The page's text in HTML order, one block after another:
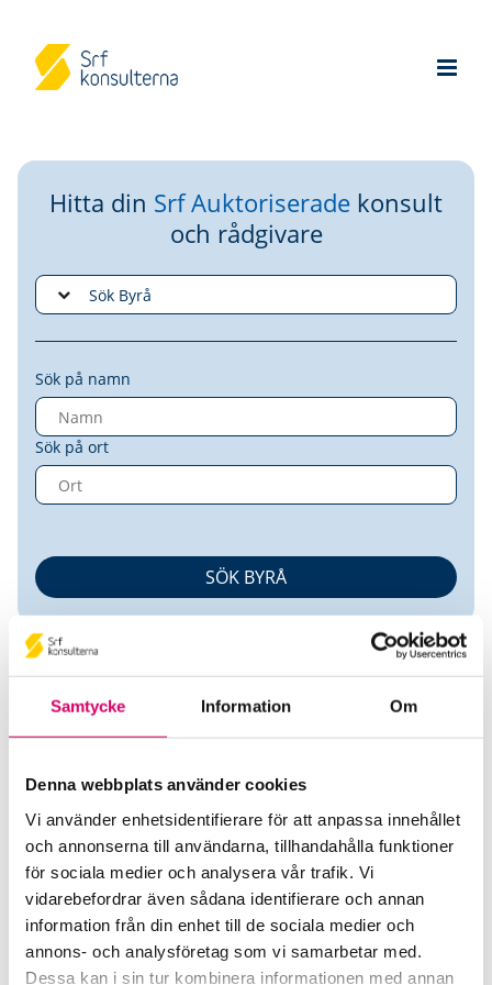
Samtycke Information Om
Denna webbplats använder cookies
Vi använder enhetsidentifierare för att anpassa innehållet
och annonserna till användarna, tillhandahålla funktioner
för sociala medier och analysera vår trafik. Vi
vidarebefordrar även sådana identifierare och annan
information från din enhet till de sociala medier och
annons- och analysföretag som vi samarbetar med.
Dessa kan i sin tur kombinera informationen med annan
Hitta din Srf Auktoriserade konsult
och rådgivare
Sök på namn
Sök på ort
EKONIA AB
Srf Auktoriserade konsulter
Christer Fredholm
Skicka e-post